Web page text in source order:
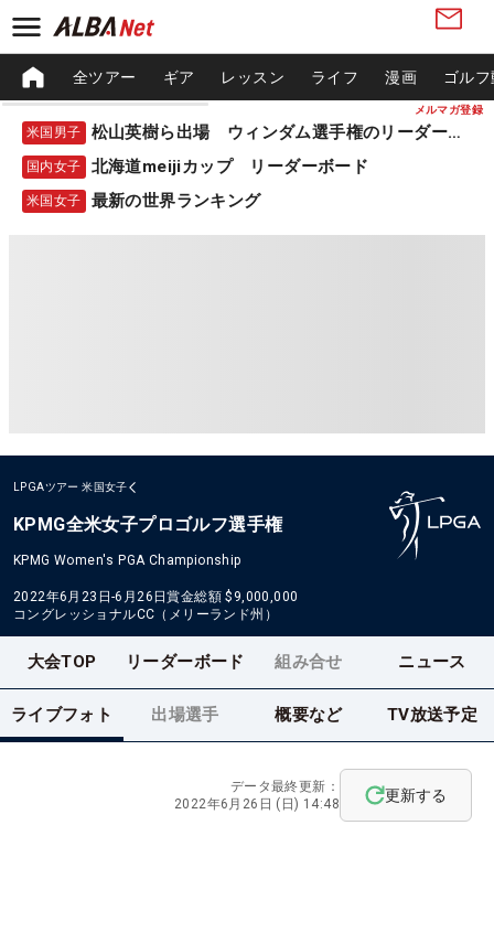
メルマガ登録
全ツアー ギア レッスン ライフ 漫画 ゴル
米国男子 松山英樹ら出場 ウィンダム選手権のリーダーボード
国内女子 北海道meijiカップ リーダーボード
米国女子 最新の世界ランキング
LPGAツアー 米国女子
KPMG全米女子プロゴルフ選手権
KPMG Women's PGA Championship
2022年6月23日-6月26日賞金総額 $9,000,000
コングレッショナルCC（メリーランド州）
大会TOP リーダーボード 組み合せ ニュース
ライブフォト 出場選手 概要など TV放送予定
データ最終更新：
2022年6月26日 (日) 14:48
更新する